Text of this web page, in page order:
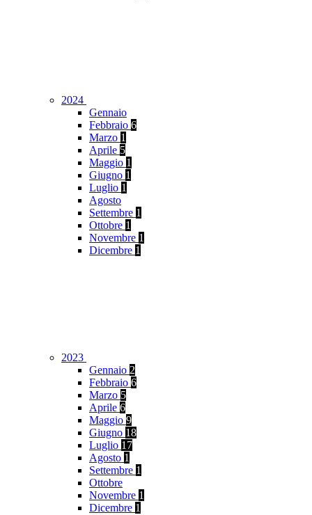
2024
Gennaio
Febbraio 6
Marzo 1
Aprile 5
Maggio 1
Giugno 1
Luglio 1
Agosto
Settembre 1
Ottobre 1
Novembre 1
Dicembre 1
2023
Gennaio 2
Febbraio 6
Marzo 5
Aprile 6
Maggio 9
Giugno 18
Luglio 17
Agosto 1
Settembre 1
Ottobre
Novembre 1
Dicembre 1